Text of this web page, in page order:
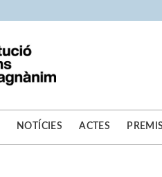
NOTÍCIES ACTES